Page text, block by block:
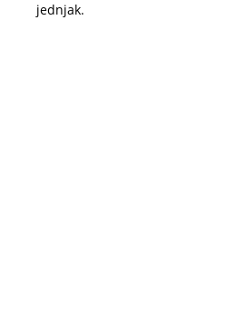
jednjak.